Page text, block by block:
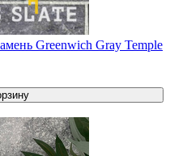
Greenwich Gray Temple